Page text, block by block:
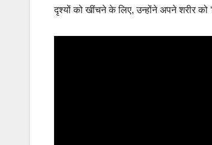
दृश्यों को खींचने के लिए, उन्होंने अपने शरीर को